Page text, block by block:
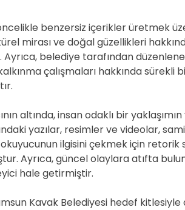
benzersiz içerikler üretmek
mirası ve doğal güzellikleri
Ayrıca, belediye tarafından
çalışmaları hakkında sürekli
altında, insan odaklı bir yaklaşımın
yazılar, resimler ve videolar,
okuyucunun ilgisini çekmek için retorik
Ayrıca, güncel olaylara atıfta
hale getirmiştir.
Kavak Belediyesi hedef